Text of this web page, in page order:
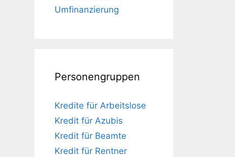
Umfinanzierung
Personengruppen
Kredite für Arbeitslose
Kredit für Azubis
Kredit für Beamte
Kredit für Rentner